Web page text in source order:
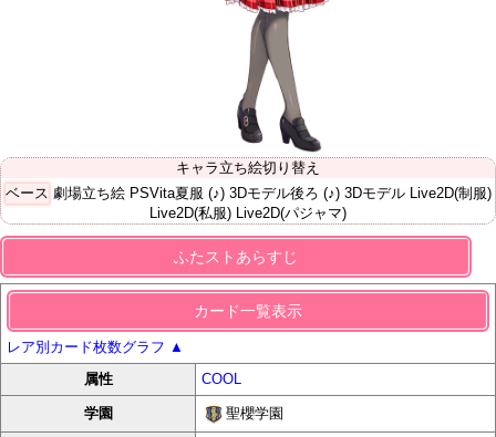
キャラ立ち絵切り替え
ベース 劇場立ち絵 PSVita夏服 (♪) 3Dモデル後ろ (♪) 3Dモデル Live2D(制服)
Live2D(私服) Live2D(パジャマ)
ふたストあらすじ
カード一覧表示
レア別カード枚数グラフ ▲
属性
COOL
学園 聖櫻学園